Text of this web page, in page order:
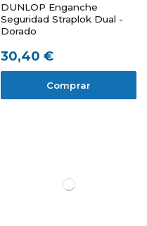
DUNLOP Enganche
Seguridad Straplok Dual -
Dorado
30,40 €
Comprar